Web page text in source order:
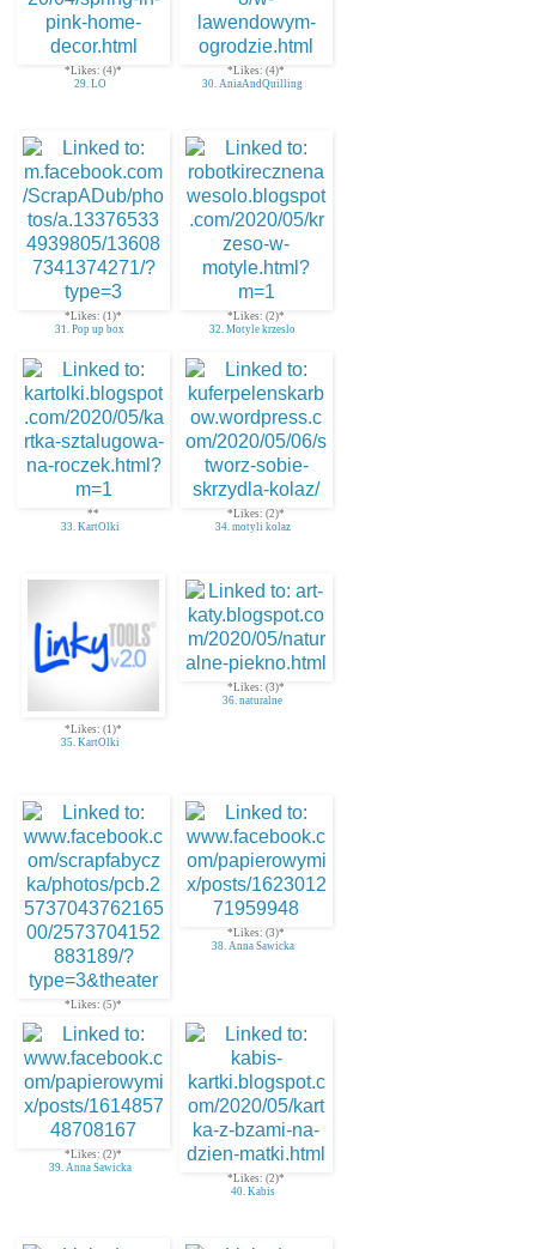
*Likes: (4)*
29. LO
*Likes: (4)*
30. AniaAndQuilling
*Likes: (1)*
31. Pop up box
*Likes: (2)*
32. Motyle krzeslo
**
33. KartOlki
*Likes: (2)*
34. motyli kolaz
*Likes: (1)*
35. KartOlki
*Likes: (3)*
36. naturalne
*Likes: (5)*
*Likes: (3)*
38. Anna Sawicka
*Likes: (2)*
39. Anna Sawicka
*Likes: (2)*
40. Kabis